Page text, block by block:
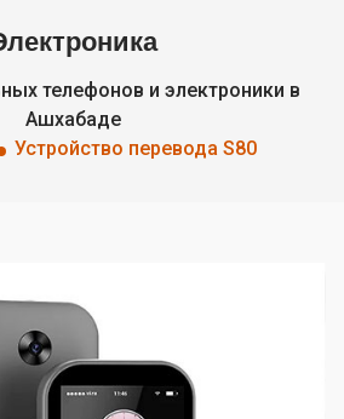
телефонов и электроники в
Ашхабаде
Устройство перевода S80